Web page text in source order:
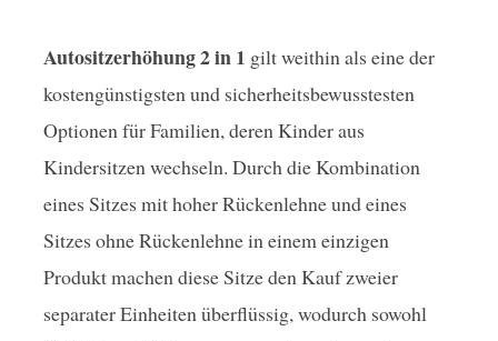
Autositzerhöhung 2 in 1 gilt weithin als eine der
kostengünstigsten und sicherheitsbewusstesten
Optionen für Familien, deren Kinder aus
Kindersitzen wechseln. Durch die Kombination
eines Sitzes mit hoher Rückenlehne und eines
Sitzes ohne Rückenlehne in einem einzigen
Produkt machen diese Sitze den Kauf zweier
separater Einheiten überflüssig, wodurch sowohl